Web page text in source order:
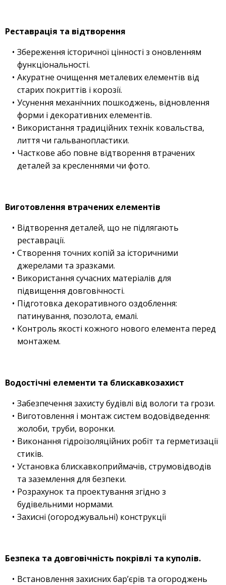
Реставрація та відтворення
Збереження історичної цінності з оновленням
функціональності.
Акуратне очищення металевих елементів від
старих покриттів і корозії.
Усунення механічних пошкоджень, відновлення
форми і декоративних елементів.
Використання традиційних технік ковальства,
лиття чи гальванопластики.
Часткове або повне відтворення втрачених
деталей за кресленнями чи фото.
Виготовлення втрачених елементів
Відтворення деталей, що не підлягають
реставрації.
Створення точних копій за історичними
джерелами та зразками.
Використання сучасних матеріалів для
підвищення довговічності.
Підготовка декоративного оздоблення:
патинування, позолота, емалі.
Контроль якості кожного нового елемента перед
монтажем.
Водостічні елементи та блискавкозахист
Забезпечення захисту будівлі від вологи та грози.
Виготовлення і монтаж систем водовідведення:
жолоби, труби, воронки.
Виконання гідроізоляційних робіт та герметизації
стиків.
Установка блискавкоприймачів, струмовідводів
та заземлення для безпеки.
Розрахунок та проектування згідно з
будівельними нормами.
Захисні (огороджувальні) конструкції
Безпека та довговічність покрівлі та куполів.
Встановлення захисних бар’єрів та огороджень